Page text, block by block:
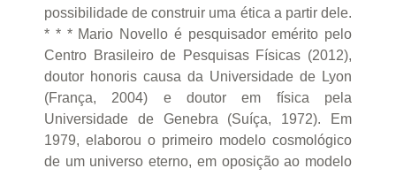
possibilidade de construir uma ética a partir dele.
* * * Mario Novello é pesquisador emérito pelo
Centro Brasileiro de Pesquisas Físicas (2012),
doutor honoris causa da Universidade de Lyon
(França, 2004) e doutor em física pela
Universidade de Genebra (Suíça, 1972). Em
1979, elaborou o primeiro modelo cosmológico
de um universo eterno, em oposição ao modelo